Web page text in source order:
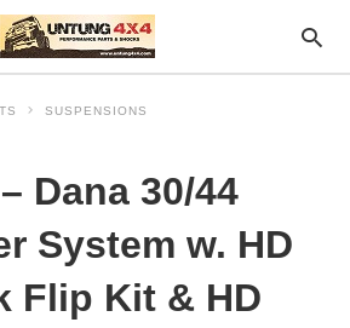
SUSPENSIONS
Dana 30/44
System w. HD
Flip Kit & HD